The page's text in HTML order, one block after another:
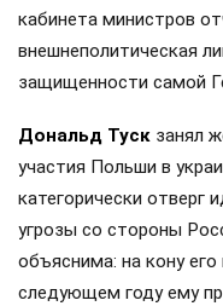
кабинета министров
внешнеполитическая
защищенности самой
Дональд Туск занял
участия Польши в
категорически отверг
угрозы со стороны
объяснима: на кону
следующем году ему